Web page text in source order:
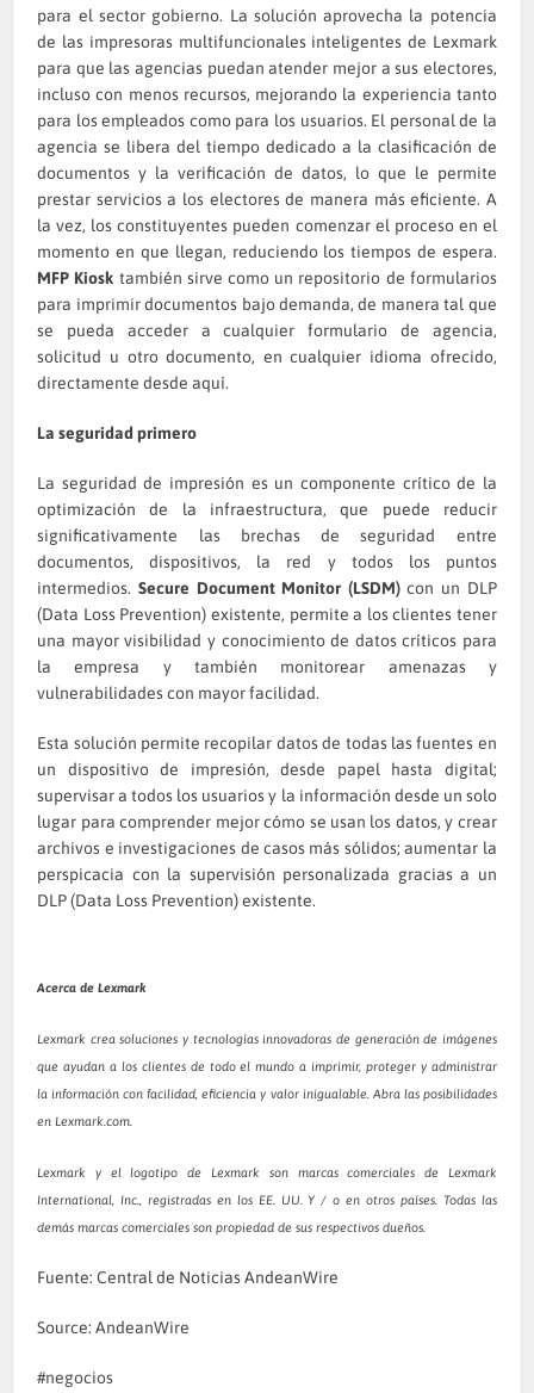
para el sector gobierno. La solución aprovecha la potencia
de las impresoras multifuncionales inteligentes de Lexmark
para que las agencias puedan atender mejor a sus electores,
incluso con menos recursos, mejorando la experiencia tanto
para los empleados como para los usuarios. El personal de la
agencia se libera del tiempo dedicado a la clasificación de
documentos y la verificación de datos, lo que le permite
prestar servicios a los electores de manera más eficiente. A
la vez, los constituyentes pueden comenzar el proceso en el
momento en que llegan, reduciendo los tiempos de espera.
MFP Kiosk también sirve como un repositorio de formularios
para imprimir documentos bajo demanda, de manera tal que
se pueda acceder a cualquier formulario de agencia,
solicitud u otro documento, en cualquier idioma ofrecido,
directamente desde aquí.
La seguridad primero
La seguridad de impresión es un componente crítico de la
optimización de la infraestructura, que puede reducir
significativamente las brechas de seguridad entre
documentos, dispositivos, la red y todos los puntos
intermedios. Secure Document Monitor (LSDM)con un DLP
(Data Loss Prevention) existente, permite a los clientes tener
una mayor visibilidad y conocimiento de datos críticos para
la empresa y también monitorear amenazas y
vulnerabilidades con mayor facilidad.
Esta solución permite recopilar datos de todas las fuentes en
un dispositivo de impresión, desde papel hasta digital;
supervisar a todos los usuarios y la información desde un solo
lugar para comprender mejor cómo se usan los datos, y crear
archivos e investigaciones de casos más sólidos; aumentar la
perspicacia con la supervisión personalizada gracias a un
DLP (Data Loss Prevention) existente.
Acerca de Lexmark
Lexmark crea soluciones y tecnologías innovadoras de generación de imágenes
que ayudan a los clientes de todo el mundo a imprimir, proteger y administrar
la información con facilidad, eficiencia y valor inigualable. Abra las posibilidades
en Lexmark.com.
Lexmark y el logotipo de Lexmark son marcas comerciales de Lexmark
International, Inc., registradas en los EE. UU. Y / o en otros países. Todas las
demás marcas comerciales son propiedad de sus respectivos dueños.
Fuente: Central de Noticias AndeanWire
Source: AndeanWire
negocios